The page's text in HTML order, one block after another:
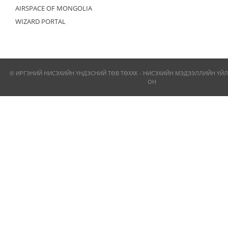
AIRSPACE OF MONGOLIA
WIZARD PORTAL
© ИРГЭНИЙ НИСЭХИЙН ҮНДЭСНИЙ ТӨВ ТӨХХК - НИСЭХИЙН МЭДЭЭЛЛИЙН
ОН